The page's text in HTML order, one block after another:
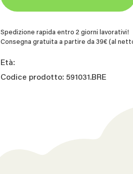
Spedizione rapida entro 2 giorni lavorativi!
Consegna gratuita a partire da 39€ (al
Età:
Codice prodotto: 591031.BRE